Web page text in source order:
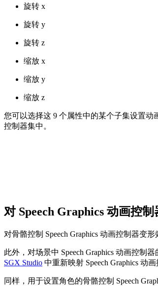
旋转 x
旋转 y
旋转 z
缩放 x
缩放 y
缩放 z
您可以选择这 9 个属性中的某个子集设置
控制器集中。
对 Speech Graphics 动画控
对骨骼控制 Speech Graphics 动画控制器变
此外，对场景中 Speech Graphics 动画控制器
SGX Studio 中重新映射 Speech Graphics 动
同样，用于设置角色的骨骼控制 Speech